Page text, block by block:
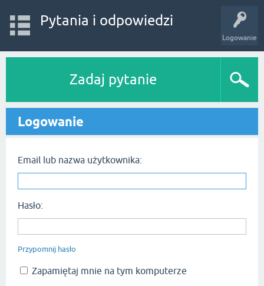
Logowanie
Pytania i odpowiedzi
Zadaj pytanie
Logowanie
Email lub nazwa użytkownika:
Hasło:
Przypomnij hasło
Zapamiętaj mnie na tym komputerze